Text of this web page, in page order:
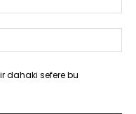
dahaki sefere bu